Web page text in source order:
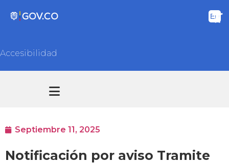
Accesibilidad
Septiembre 11, 2025
Notificación por aviso Tramite